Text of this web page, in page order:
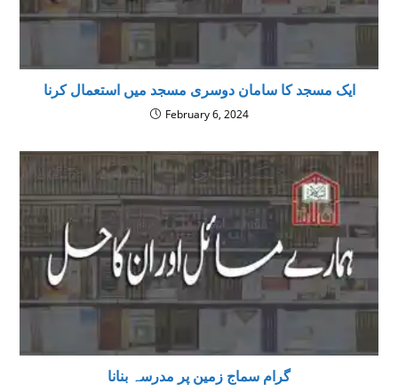
ایک مسجد کا سامان دوسری مسجد میں استعمال کرنا
February 6, 2024
گرام سماج زمین پر مدرسہ بنانا